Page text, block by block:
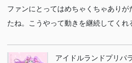
ファンにとってはめちゃくちゃあり
たね。こうやって動きを継続してくれ
アイドルランドプリパ